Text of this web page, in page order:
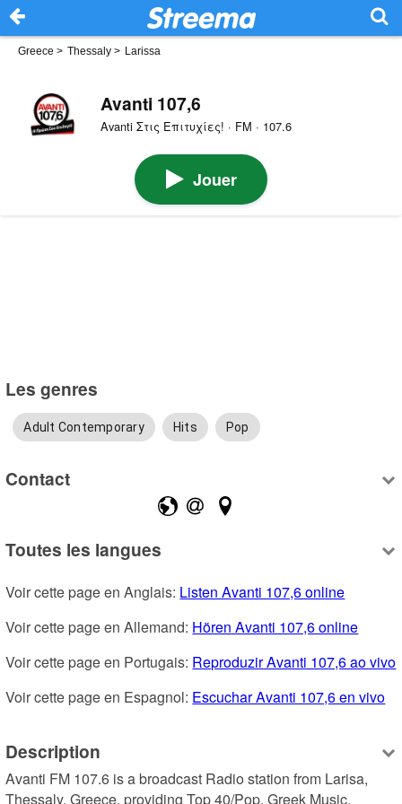
Greece > Thessaly > Larissa
Avanti 107,6
Avanti Στις Επιτυχίες! · FM · 107.6
Jouer
Les genres
Adult Contemporary Hits Pop
Contact
Toutes les langues
Voir cette page en Anglais: Listen Avanti 107,6 online
Voir cette page en Allemand: Hören Avanti 107,6 online
Voir cette page en Portugais: Reproduzir Avanti 107,6 ao vivo
Voir cette page en Espagnol: Escuchar Avanti 107,6 en vivo
Description
Avanti FM 107.6 is a broadcast Radio station from Larisa,
Thessaly, Greece, providing Top 40/Pop, Greek Music.